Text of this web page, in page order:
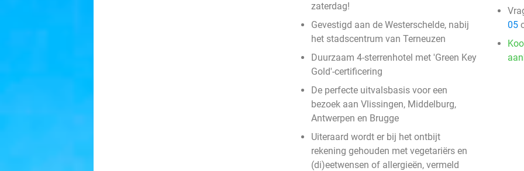
zaterdag!
Gevestigd aan de Westerschelde, nabij
het stadscentrum van Terneuzen
Duurzaam 4-sterrenhotel met 'Green Key
Gold'-certificering
De perfecte uitvalsbasis voor een
bezoek aan Vlissingen, Middelburg,
Antwerpen en Brugge
Uiteraard wordt er bij het ontbijt
rekening gehouden met vegetariërs en
(di)eetwensen of allergieën, vermeld
05